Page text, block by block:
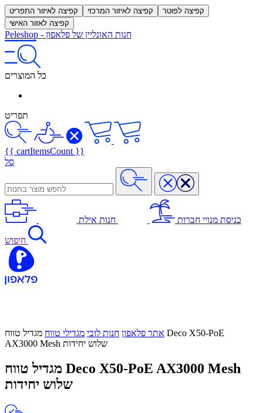
קפיצה לאיזור התפריט קפיצה לאיזור המרכזי
קפיצה לפוטר
קפיצה לאזור האישי
Peleshop - חנות האונליין של פלאפון
כל המוצרים
תפריט
{{ cartItemsCount }}
סל
כניסת מנויי חברות חנות אילת
חיפוש
אתר פלאפון חנות לובי מגדילי טווח מגדיל טווח Deco X50-PoE
AX3000 Mesh שלוש יחידות
מגדיל טווח Deco X50-PoE AX3000 Mesh
שלוש יחידות